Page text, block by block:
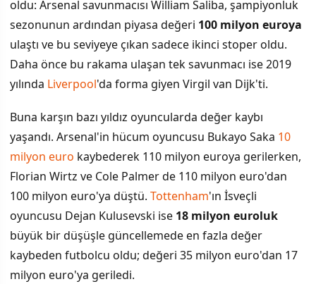
oldu: Arsenal savunmacısı William Saliba, şampiyonluk
sezonunun ardından piyasa değeri 100 milyon euroya
ulaştı ve bu seviyeye çıkan sadece ikinci stoper oldu.
Daha önce bu rakama ulaşan tek savunmacı ise 2019
yılında Liverpool'da forma giyen Virgil van Dijk'ti.
Buna karşın bazı yıldız oyuncularda değer kaybı
yaşandı. Arsenal'in hücum oyuncusu Bukayo Saka 10
milyon euro kaybederek 110 milyon euroya gerilerken,
Florian Wirtz ve Cole Palmer de 110 milyon euro'dan
100 milyon euro'ya düştü. Tottenham'ın İsveçli
oyuncusu Dejan Kulusevski ise 18 milyon euroluk
büyük bir düşüşle güncellemede en fazla değer
kaybeden futbolcu oldu; değeri 35 milyon euro'dan 17
milyon euro'ya geriledi.